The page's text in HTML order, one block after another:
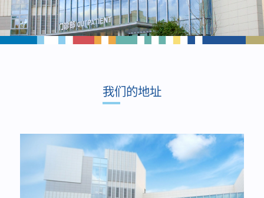
我们的地址